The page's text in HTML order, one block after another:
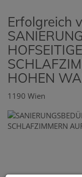
Erfolgreich
HOHEN
1190 Wien